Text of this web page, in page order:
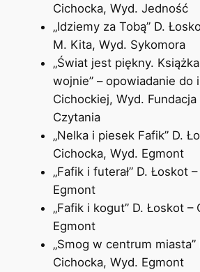
Cichocka, Wyd. Jedność
„Idziemy za Tobą” D.
M. Kita, Wyd. Sykomora
„Świat jest piękny.
wojnie” – opowiadanie do
Cichockiej, Wyd.
Czytania
„Nelka i piesek Fafik” D.
Cichocka, Wyd. Egmont
„Fafik i futerał” D. Łoskot
Egmont
„Fafik i kogut” D. Łoskot –
Egmont
„Smog w centrum miasta”
Cichocka, Wyd. Egmont